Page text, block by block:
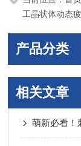
工晶状体动态
产品分类
相关文章
萌新必看！